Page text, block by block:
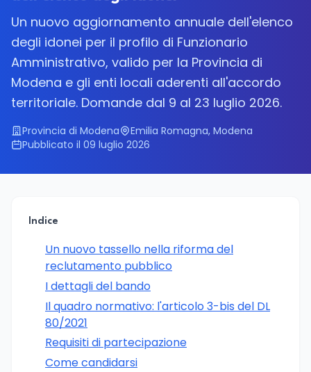
Un nuovo aggiornamento annuale dell'elenco
degli idonei per il profilo di Funzionario
Amministrativo, valido per la Provincia di
Modena e gli enti locali aderenti all'accordo
territoriale. Domande dal 9 al 23 luglio 2026.
Provincia di Modena
Emilia Romagna, Modena
Pubblicato il 09 luglio 2026
Indice
Un nuovo tassello nella riforma del
reclutamento pubblico
I dettagli del bando
Il quadro normativo: l'articolo 3-bis del DL
80/2021
Requisiti di partecipazione
Come candidarsi